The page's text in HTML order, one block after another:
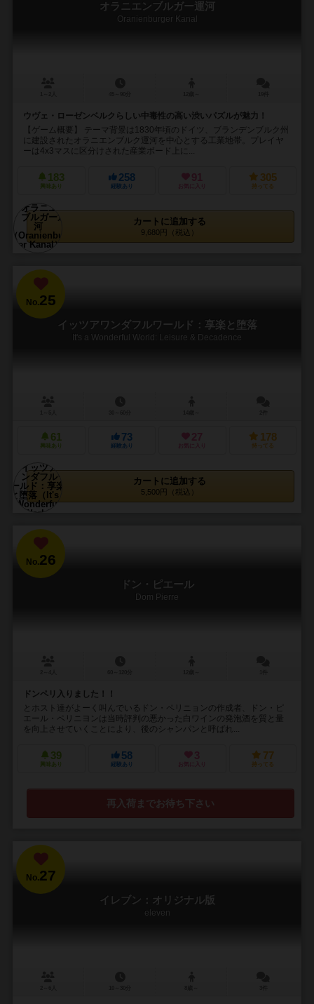
オラニエンブルガー運河
Oranienburger Kanal
ウヴェ・ローゼンベルクらしい中毒性の高い渋いパズルが魅力！
【ゲーム概要】 テーマ背景は1830年頃のドイツ、ブランデンブルク州
に建設されたオラニエンブルク運河を中心とする工業地帯。プレイヤ
ーは4x3マスに区分けされた産業ボード上に...
183
興味あり
258
経験あり
91
お気に入り
305
持ってる
カートに追加する
9,680円（税込）
No.25
イッツアワンダフルワールド：享楽と堕落
It's a Wonderful World: Leisure & Decadence
61
興味あり
73
経験あり
27
お気に入り
178
持ってる
カートに追加する
5,500円（税込）
No.26
ドン・ピエール
Dom Pierre
ドンペリ入りました！！
とホスト達がよーく叫んでいるドン・ペリニョンの作成者、ドン・ピ
エール・ペリニヨンは当時評判の悪かった白ワインの発泡酒を質と量
を向上させていくことにより、後のシャンパンと呼ばれ...
39
興味あり
58
経験あり
3
お気に入り
77
持ってる
再入荷までお待ち下さい
No.27
イレブン：オリジナル版
eleven